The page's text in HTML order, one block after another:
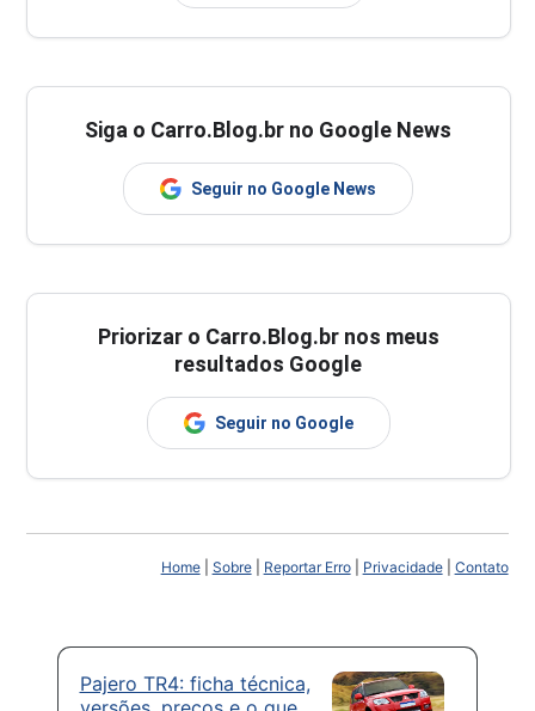
Siga o Carro.Blog.br no Google News
Seguir no Google News
Priorizar o Carro.Blog.br nos meus
resultados Google
Seguir no Google
Home| Sobre| Reportar Erro| Privacidade| Contato
Pajero TR4: ficha técnica,